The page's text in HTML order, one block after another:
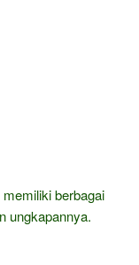
berbagai
ungkapannya.